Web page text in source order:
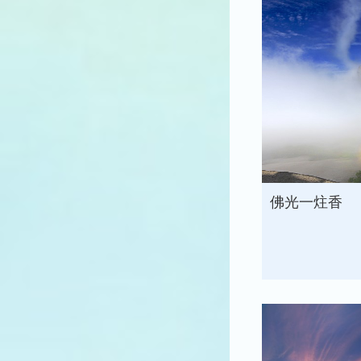
佛光一炷香